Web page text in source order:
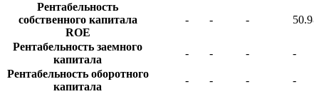
Рентабельность
собственного капитала
ROE
- - -
Рентабельность заемного
капитала
- - -
-
Рентабельность оборотного
капитала
- - -
-